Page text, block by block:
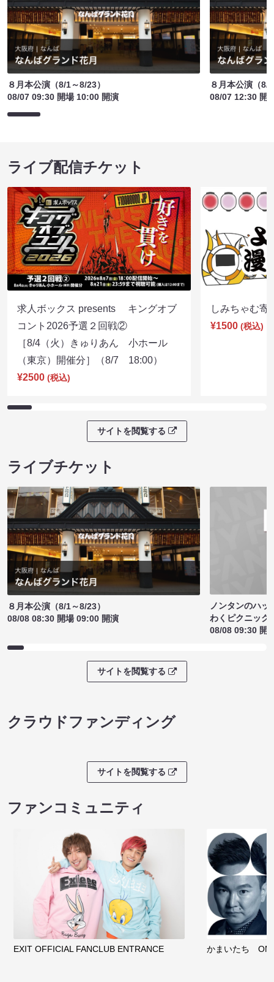
８月本公演（8/1～8/23）
08/07 09:30 開場 10:00 開演
８月本公演（8/
08/07 12:30 開
ライブ配信チケット
求人ボックス presents キングオブ
コント2026予選２回戦②
［8/4（火）きゅりあん 小ホール
（東京）開催分］（8/7 18:00）
¥2500 (税込)
しみちゃむ
¥1500 (税込)
サイトを閲覧する
ライブチケット
８月本公演（8/1～8/23）
08/08 08:30 開場 09:00 開演
ノンタンのハッ
わくピクニック
08/08 09:30 開
サイトを閲覧する
クラウドファンディング
サイトを閲覧する
ファンコミュニティ
EXIT OFFICIAL FANCLUB ENTRANCE かまいたち